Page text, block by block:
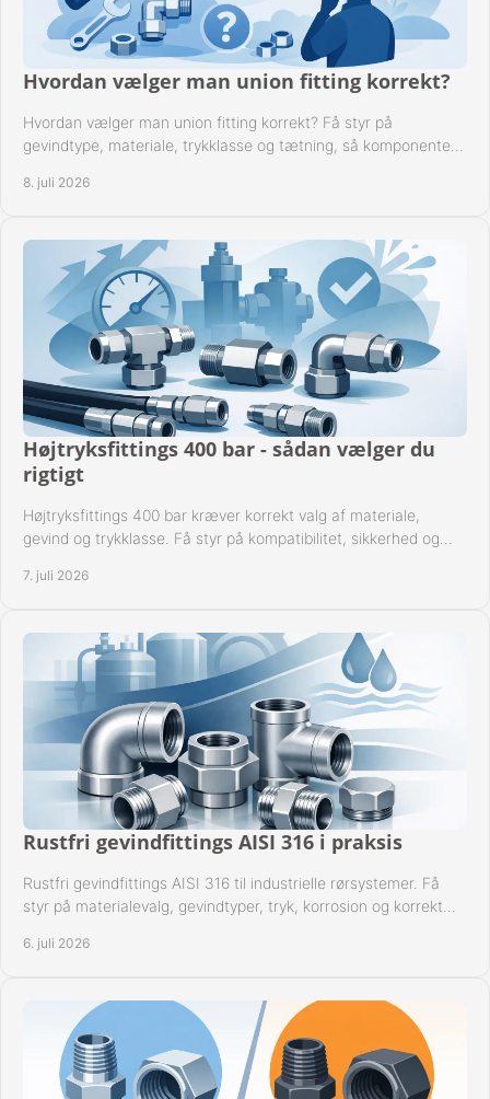
Hvordan vælger man union fitting korrekt?
Hvordan vælger man union fitting korrekt? Få styr på
gevindtype, materiale, trykklasse og tætning, så komponenten
8. juli 2026
Højtryksfittings 400 bar - sådan vælger du
rigtigt
Højtryksfittings 400 bar kræver korrekt valg af materiale,
gevind og trykklasse. Få styr på kompatibilitet, sikkerhed og
7. juli 2026
Rustfri gevindfittings AISI 316 i praksis
Rustfri gevindfittings AISI 316 til industrielle rørsystemer. Få
styr på materialevalg, gevindtyper, tryk, korrosion og korrekt
6. juli 2026